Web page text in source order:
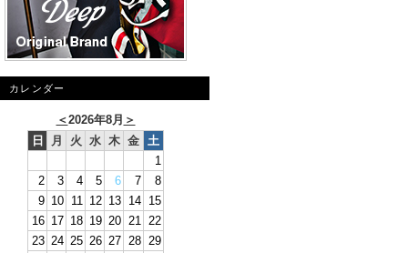
カレンダー
＜2026年8月 ＞
日
月 火 水 木 金 土
1
2
3 4 5 6 7
8
9 10 11 12 13 14 15
16 17 18 19 20 21 22
23 24 25 26 27 28 29